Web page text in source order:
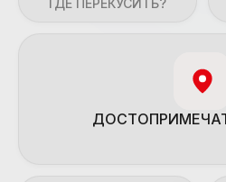
ГДЕ ПЕРЕКУСИТЬ?